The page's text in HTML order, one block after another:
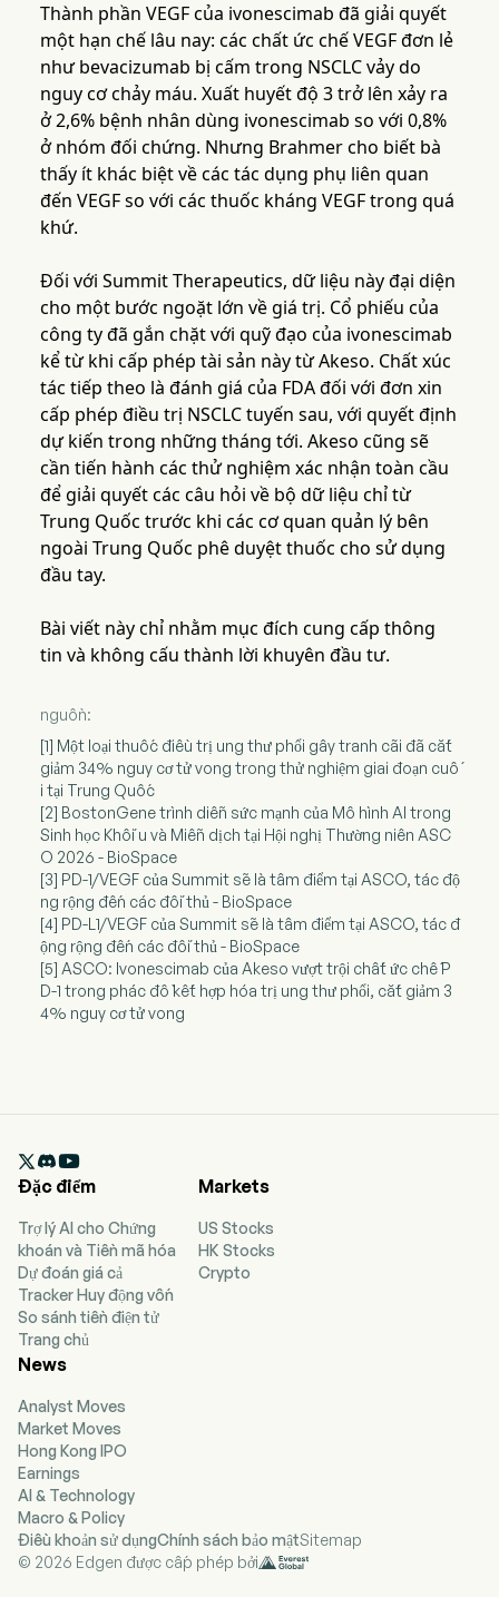
Thành phần VEGF của ivonescimab đã giải quyết
một hạn chế lâu nay: các chất ức chế VEGF đơn lẻ
như bevacizumab bị cấm trong NSCLC vảy do
nguy cơ chảy máu. Xuất huyết độ 3 trở lên xảy ra
ở 2,6% bệnh nhân dùng ivonescimab so với 0,8%
ở nhóm đối chứng. Nhưng Brahmer cho biết bà
thấy ít khác biệt về các tác dụng phụ liên quan
đến VEGF so với các thuốc kháng VEGF trong quá
khứ.
Đối với Summit Therapeutics, dữ liệu này đại diện
cho một bước ngoặt lớn về giá trị. Cổ phiếu của
công ty đã gắn chặt với quỹ đạo của ivonescimab
kể từ khi cấp phép tài sản này từ Akeso. Chất xúc
tác tiếp theo là đánh giá của FDA đối với đơn xin
cấp phép điều trị NSCLC tuyến sau, với quyết định
dự kiến trong những tháng tới. Akeso cũng sẽ
cần tiến hành các thử nghiệm xác nhận toàn cầu
để giải quyết các câu hỏi về bộ dữ liệu chỉ từ
Trung Quốc trước khi các cơ quan quản lý bên
ngoài Trung Quốc phê duyệt thuốc cho sử dụng
đầu tay.
Bài viết này chỉ nhằm mục đích cung cấp thông
tin và không cấu thành lời khuyên đầu tư.
nguồn:
[1] Một loại thuốc điều trị ung thư phổi gây tranh cãi đã cắt
giảm 34% nguy cơ tử vong trong thử nghiệm giai đoạn cuố
i tại Trung Quốc
[2] BostonGene trình diễn sức mạnh của Mô hình AI trong
Sinh học Khối u và Miễn dịch tại Hội nghị Thường niên ASC
O 2026 - BioSpace
[3] PD-1/VEGF của Summit sẽ là tâm điểm tại ASCO, tác độ
ng rộng đến các đối thủ - BioSpace
[4] PD-L1/VEGF của Summit sẽ là tâm điểm tại ASCO, tác đ
ộng rộng đến các đối thủ - BioSpace
[5] ASCO: Ivonescimab của Akeso vượt trội chất ức chế P
D-1 trong phác đồ kết hợp hóa trị ung thư phổi, cắt giảm 3
4% nguy cơ tử vong

Đặc điểm
Trợ lý AI cho Chứng
khoán và Tiền mã hóa
Dự đoán giá cả
Tracker Huy động vốn
So sánh tiền điện tử
Trang chủ
Markets
US Stocks
HK Stocks
Crypto
News
Analyst Moves
Market Moves
Hong Kong IPO
Earnings
AI & Technology
Macro & Policy
Điều khoản sử dụngChính sách bảo mậtSitemap
© 2026 Edgen được cấp phép bởi